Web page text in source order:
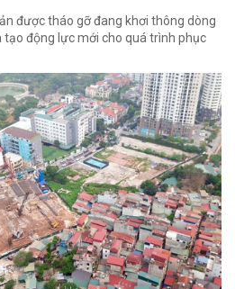
được tháo gỡ đang khơi thông dòng
tạo động lực mới cho quá trình phục